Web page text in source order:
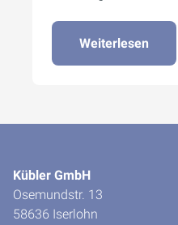
Weiterlesen
Kübler GmbH
Osemundstr. 13
58636 Iserlohn